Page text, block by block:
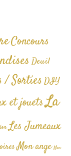
Concours
Deuil
/ SortiesDIY
et jouetsLa
Les Jumeaux
Mon ange Non